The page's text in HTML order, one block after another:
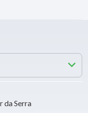
da Serra